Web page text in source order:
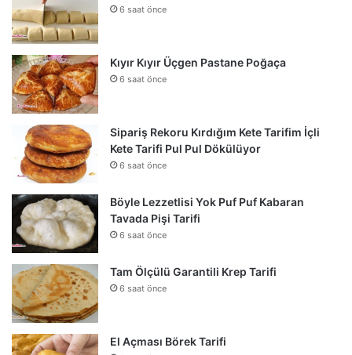
6 saat önce
Kıyır Kıyır Üçgen Pastane Poğaça
6 saat önce
Sipariş Rekoru Kırdığım Kete Tarifim İçli
Kete Tarifi Pul Pul Dökülüyor
6 saat önce
Böyle Lezzetlisi Yok Puf Puf Kabaran
Tavada Pişi Tarifi
6 saat önce
Tam Ölçülü Garantili Krep Tarifi
6 saat önce
El Açması Börek Tarifi